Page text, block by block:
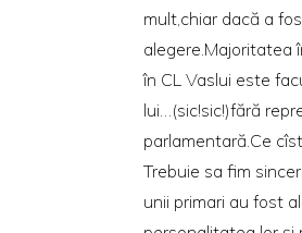
mult,chiar dacă a
alegere.Majoritatea
în CL Vaslui este
lui…(sic!sic!)fără
parlamentară.Ce
Trebuie sa fim
unii primari au fost